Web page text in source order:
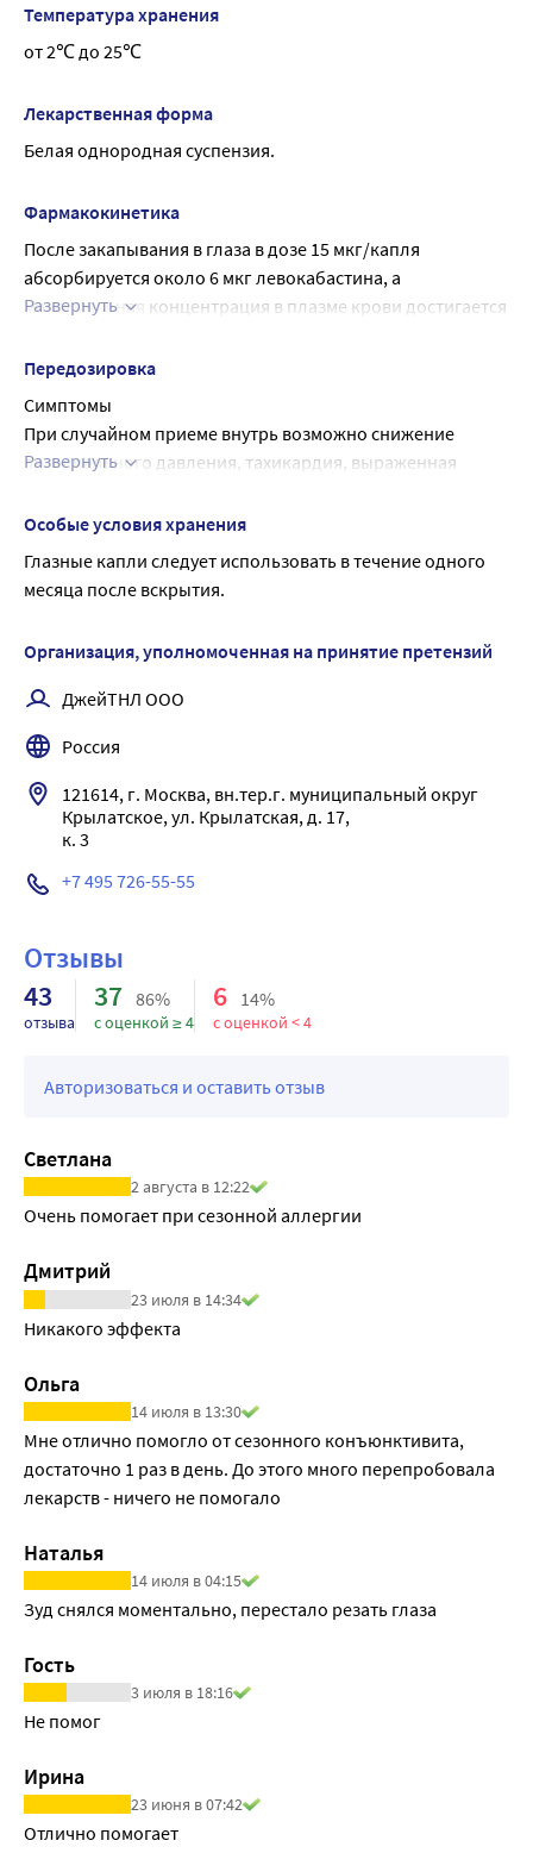
покраснение, отек конъюнктивы и век, слезотечение).
Действие продолжается до 12 часов.
Температура хранения
от 2℃ до 25℃
Лекарственная форма
Белая однородная суспензия.
Фармакокинетика
После закапывания в глаза в дозе 15 мкг/капля
абсорбируется около 6 мкг левокабастина, а
максимальная концентрация в плазме крови достигается
белками плазмы крови приблизительно на 55 %.
образуется при глюкуронировании, которая является
основным путем образования метаболитов.
Левокабастин выводится преимущественно почками в
количества). Период полувыведения левокабастина
составляет около 39-70 часов.
Развернуть
Передозировка
Симптомы
При случайном приеме внутрь возможно снижение
артериального давления, тахикардия, выраженная
Лечение
Развернуть
Особые условия хранения
Глазные капли следует использовать в течение одного
месяца после вскрытия.
Организация, уполномоченная на принятие претензий
ДжейТНЛ ООО
Россия
121614, г. Москва, вн.тер.г. муниципальный округ
Крылатское, ул. Крылатская, д. 17,
+7 495 726-55-55
Отзывы
43
отзыва
37 86%
с оценкой ≥ 4
6 14%
с оценкой < 4
Авторизоваться и оставить отзыв
Светлана
2 августа в 12:22
Очень помогает при сезонной аллергии
Дмитрий
23 июля в 14:34
Никакого эффекта
Ольга
14 июля в 13:30
Мне отлично помогло от сезонного конъюнктивита,
достаточно 1 раз в день. До этого много перепробовала
лекарств - ничего не помогало
Наталья
14 июля в 04:15
Зуд снялся моментально, перестало резать глаза
Гость
3 июля в 18:16
Не помог
Ирина
23 июня в 07:42
Отлично помогает